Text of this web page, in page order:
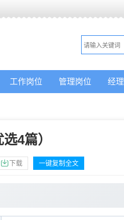
工作岗位 管理岗位 经
4篇）
下载 一键复制全文